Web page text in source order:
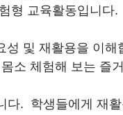
형 교육활동입니다.
및 재활용을 이해
소 체험해 보는 즐
다.  학생들에게 재